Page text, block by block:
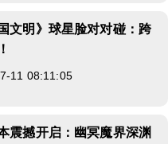
文明》球星脸对对碰：跨
11 08:11:05
震撼开启：幽冥魔界深渊